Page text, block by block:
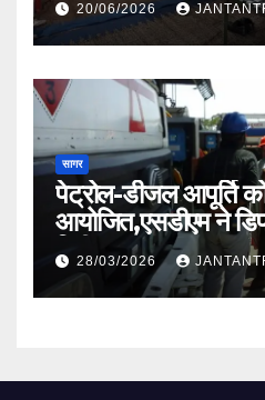
20/06/2026
सागर
पेट्रोल-डीजल आपूर्ति
आयोजित,एसडीएम ने
निरीक्षण
28/03/2026